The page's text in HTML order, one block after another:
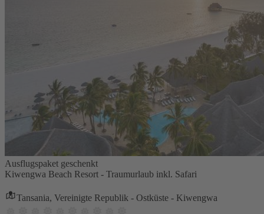
Ausflugspaket geschenkt
Kiwengwa Beach Resort - Traumurlaub inkl. Safari
Tansania, Vereinigte Republik - Ostküste - Kiwengwa